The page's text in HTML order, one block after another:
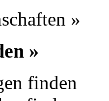
»
»
finden